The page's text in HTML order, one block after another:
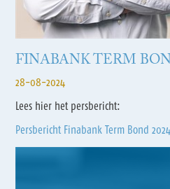
FINABANK TERM
28-08-2024
Lees hier het persbericht:
Persbericht Finabank Term Bond 2024